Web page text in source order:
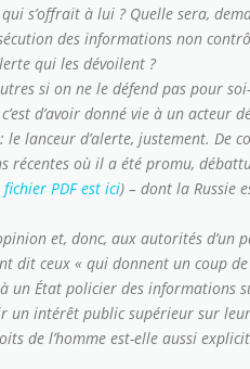
s’offrait à lui ? Quelle sera,
des informations non
qui les dévoilent ?
si on ne le défend pas pour
d’avoir donné vie à un acteur
lanceur d’alerte, justement. De
récentes où il a été promu,
fichier PDF est ici) – dont la Russie
et, donc, aux autorités d’un
dit ceux « qui donnent un coup
un État policier des informations
intérêt public supérieur sur
de l’homme est-elle aussi